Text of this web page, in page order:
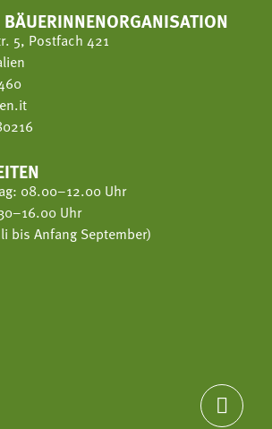
5, Postfach 421
08.00–12.00 Uhr
Uhr
bis Anfang September)
